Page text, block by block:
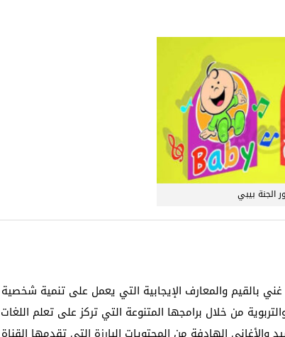
الجنة بيبي
بالقيم والمعارف الإيجابية التي يعمل على تنمية شخصية
من خلال برامجها المتنوعة التي تركز على تعلم اللغات